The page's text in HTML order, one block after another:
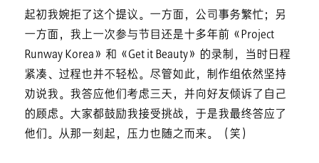
起初我婉拒了这个提议。一方面，公司事务繁忙；另
一方面，我上一次参与节目还是十多年前《Project
Runway Korea》和《Get it Beauty》的录制，当时日程
紧凑、过程也并不轻松。尽管如此，制作组依然坚持
劝说我。我答应他们考虑三天，并向好友倾诉了自己
的顾虑。大家都鼓励我接受挑战，于是我最终答应了
他们。从那一刻起，压力也随之而来。（笑）